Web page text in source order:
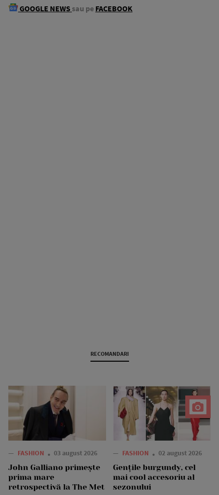
GOOGLE NEWS sau pe FACEBOOK
RECOMANDARI
— FASHION 03 august 2026
John Galliano primește
prima mare
retrospectivă la The Met
— FASHION 02 august 2026
Gențile burgundy, cel
mai cool accesoriu al
sezonului